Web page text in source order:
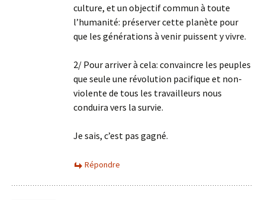
culture, et un objectif commun à toute
l’humanité: préserver cette planète pour
que les générations à venir puissent y vivre.
2/ Pour arriver à cela: convaincre les peuples
que seule une révolution pacifique et non-
violente de tous les travailleurs nous
conduira vers la survie.
Je sais, c’est pas gagné.
Répondre